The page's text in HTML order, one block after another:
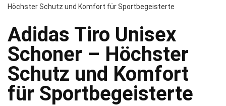
Höchster Schutz und Komfort für Sportbegeisterte
Adidas Tiro Unisex
Schoner – Höchster
Schutz und Komfort
für Sportbegeisterte